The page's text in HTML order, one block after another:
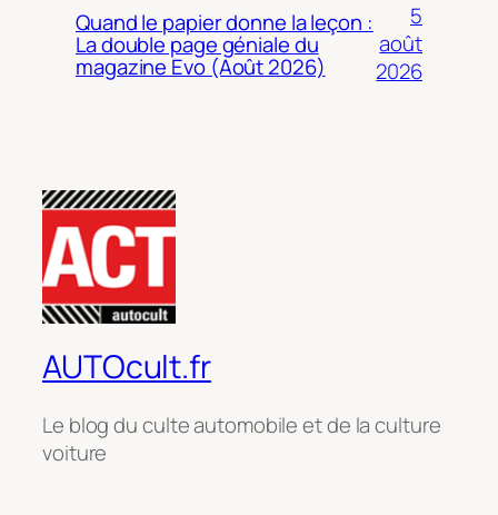
Quand le papier donne la leçon :
La double page géniale du
magazine Evo (Août 2026)
5
août
2026
AUTOcult.fr
Le blog du culte automobile et de la culture
voiture